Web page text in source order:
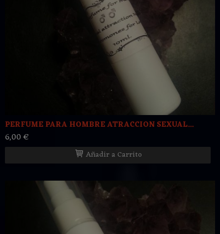
PERFUME PARA HOMBRE ATRACCION SEXUAL...
6,00 €
Añadir a Carrito